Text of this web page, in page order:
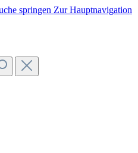
springen Zur Hauptnavigation